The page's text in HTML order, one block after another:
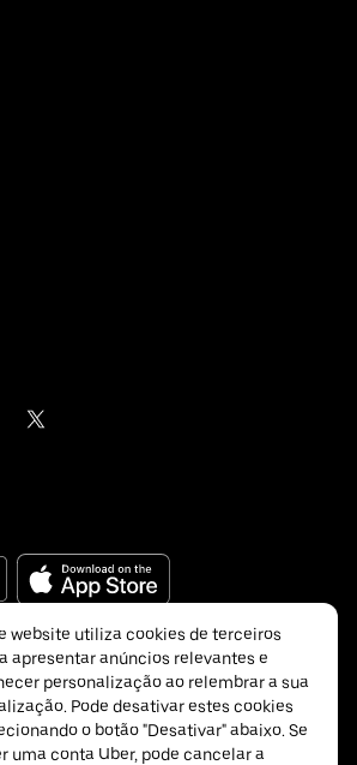
Inc.
website utiliza cookies de terceiros
apresentar anúncios relevantes e
personalização ao relembrar a sua
Pode desativar estes cookies
o botão "Desativar" abaixo. Se
uma conta Uber, pode cancelar a